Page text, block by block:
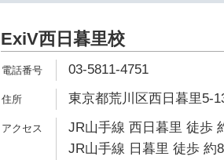
ExiV西日暮里校
03-5811-4751
東京都荒川区西日暮里5-
JR山手線 西日暮里 徒歩
JR山手線 日暮里 徒歩 約